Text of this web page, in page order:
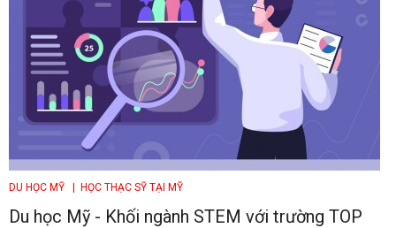
DU HỌC MỸ | HỌC THẠC SỸ TẠI MỸ
Du học Mỹ - Khối ngành STEM với trường TOP